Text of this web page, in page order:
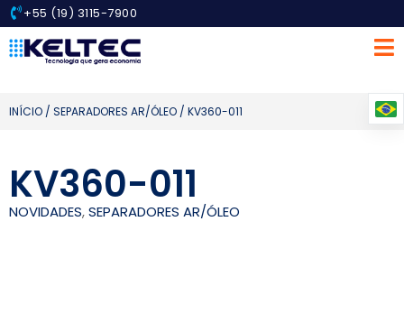
+55 (19) 3115-7900
INÍCIO / SEPARADORES AR/ÓLEO / KV360-011
KV360-011
NOVIDADES,SEPARADORES AR/ÓLEO